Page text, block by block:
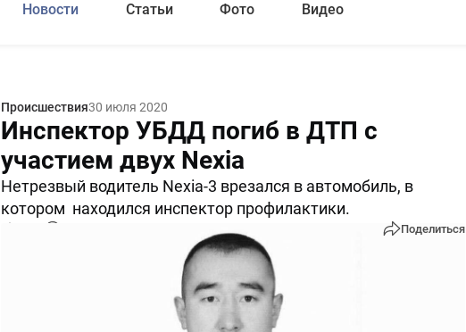
Новости Статьи Фото Видео
Происшествия30 июля 2020
Инспектор УБДД погиб в ДТП с
участием двух Nexia
Нетрезвый водитель Nexia-3 врезался в автомобиль, в
котором находился инспектор профилактики.
Поделиться